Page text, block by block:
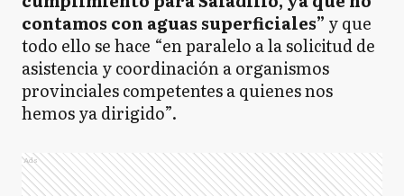
contamos con aguas superficiales” y que
todo ello se hace “en paralelo a la solicitud de
asistencia y coordinación a organismos
provinciales competentes a quienes nos
hemos ya dirigido”.
Ads